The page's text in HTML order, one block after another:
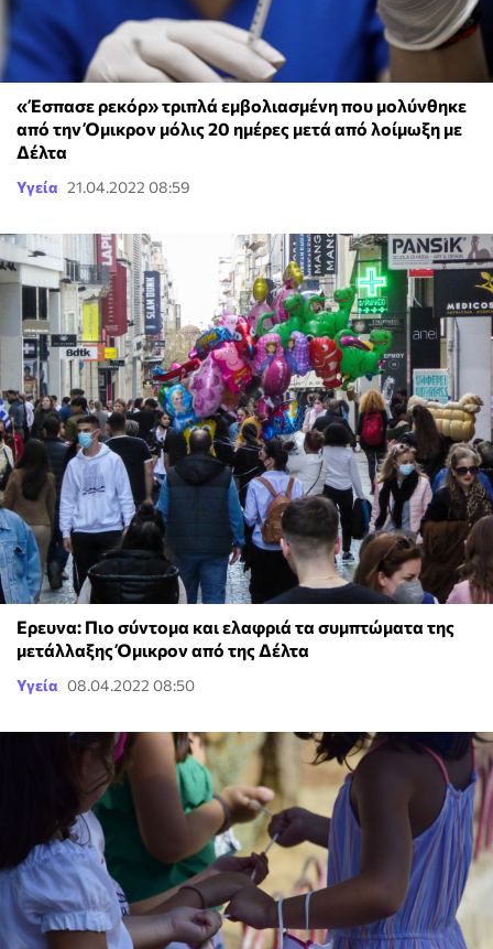
«Έσπασε ρεκόρ» τριπλά εμβολιασμένη που μολύνθηκε
από την Όμικρον μόλις 20 ημέρες μετά από λοίμωξη με
Δέλτα
Υγεία 21.04.2022 08:59
Ερευνα: Πιο σύντομα και ελαφριά τα συμπτώματα της
μετάλλαξης Όμικρον από της Δέλτα
Υγεία 08.04.2022 08:50